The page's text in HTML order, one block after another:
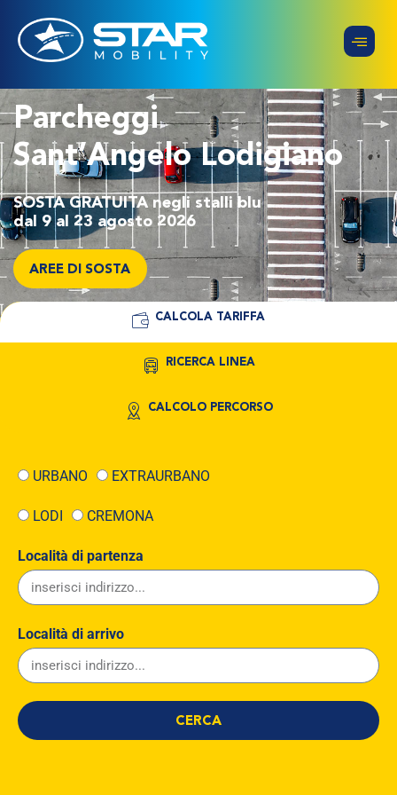
CALCOLA TARIFFA
RICERCA LINEA
CALCOLO PERCORSO
URBANO EXTRAURBANO
LODI CREMONA
Località di partenza
Località di arrivo
CERCA
Parcheggi
Sant’Angelo Lodigiano
SOSTA GRATUITA negli stalli blu
dal 9 al 23 agosto 2026
AREE DI SOSTA